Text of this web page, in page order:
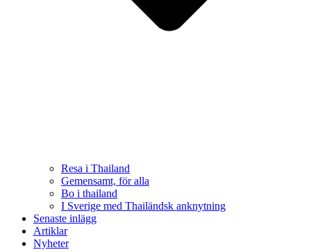
Resa i Thailand
Gemensamt, för alla
Bo i thailand
I Sverige med Thailändsk anknytning
Senaste inlägg
Artiklar
Nyheter